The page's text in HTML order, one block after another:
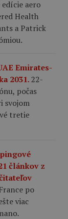
aero
Health
a Patrick
Emirates-
2031.22-
počas
svojom
tretie
článkov z
po
viac